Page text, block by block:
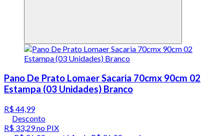
Pano De Prato Lomaer Sacaria 70cmx 90cm 02
Estampa (03 Unidades) Branco
R$ 44,99
Desconto
R$ 33,29no PIX